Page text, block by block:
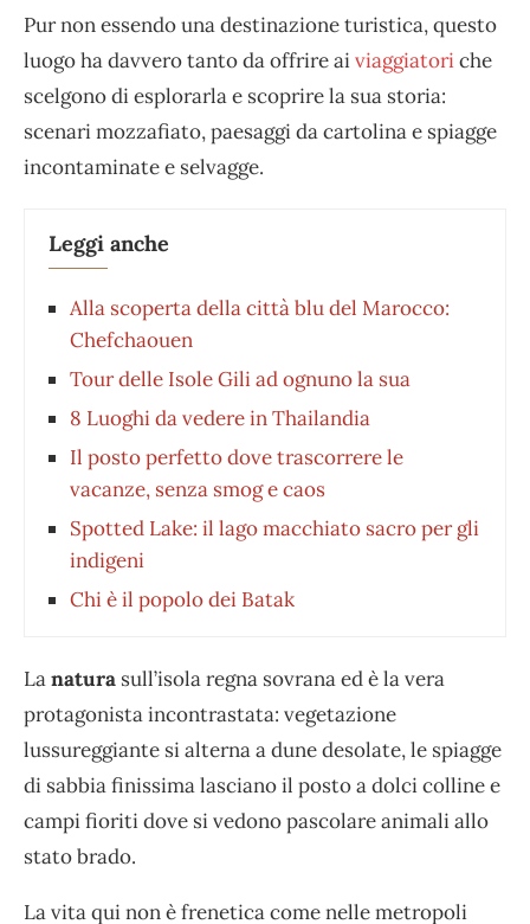
Pur non essendo una destinazione turistica, questo
luogo ha davvero tanto da offrire aiviaggiatoriche
scelgono di esplorarla e scoprire la sua storia:
scenari mozzafiato, paesaggi da cartolina e spiagge
incontaminate e selvagge.
Leggi anche
Alla scoperta della città blu del Marocco:
Chefchaouen
Tour delle Isole Gili ad ognuno la sua
8 Luoghi da vedere in Thailandia
Il posto perfetto dove trascorrere le
vacanze, senza smog e caos
Spotted Lake: il lago macchiato sacro per gli
indigeni
Chi è il popolo dei Batak
Lanatura sull’isola regna sovrana ed è la vera
protagonista incontrastata: vegetazione
lussureggiante si alterna a dune desolate, le spiagge
di sabbia finissima lasciano il posto a dolci colline e
campi fioriti dove si vedono pascolare animali allo
stato brado.
La vita qui non è frenetica come nelle metropoli